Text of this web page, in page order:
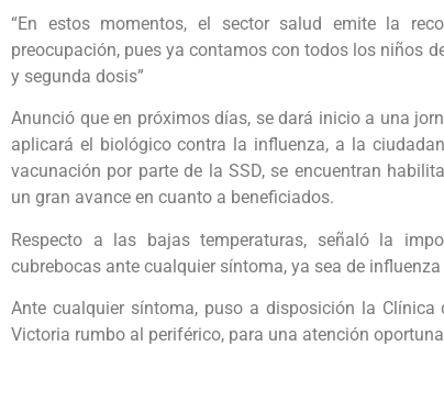
“En estos momentos, el sector salud emite la
preocupación, pues ya contamos con todos los niños
y segunda dosis”
Anunció que en próximos días, se dará inicio a una
aplicará el biológico contra la influenza, a la
vacunación por parte de la SSD, se encuentran
un gran avance en cuanto a beneficiados.
Respecto a las bajas temperaturas, señaló la
cubrebocas ante cualquier síntoma, ya sea de
Ante cualquier síntoma, puso a disposición la
Victoria rumbo al periférico, para una atención